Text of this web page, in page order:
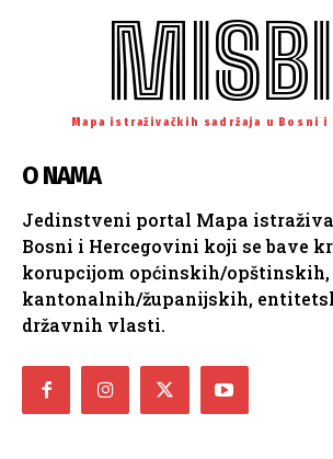
Mapa istraživačkih sadržaja u Bosni
O NAMA
Jedinstveni portal Mapa
Bosni i Hercegovini koji se bave
korupcijom općinskih/opštinskih,
kantonalnih/županijskih,
državnih vlasti.